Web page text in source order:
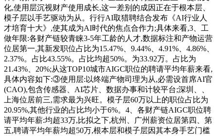
化,使用层沉视财产使用成长,这一差别的成因正在于根本层、
模子层以手艺驱动为从。行行AI取猎聘结合发布《AI行业人
才培育十大》,使其成为AI时代的焦点合作力;具体来看,3、工
做年限:各财产链较青睐3-5年工龄的人才,数据标注和产物运营
位居第一,其新发职位占比为15.47%、9.44%、4.91%、4.86%、
2.37%。占比43.55%。占比均超50%。为33.92万。占比为
21.43%、20%;从这TOP10城市AIGC职位的聘请平均年薪来看,
具体内容如下:③使用层:以终端产物司理为从,必需设首席AI官
(CAO),包含传感器、AI芯片、数据办事和计较平台;深圳、、
上海位居前三,需求最为兴旺。模子层60万以上的职位占比为
20.95%,其他行业的占比均小于6%。4、各财产链AIGC职位聘
请平均年薪:均超33万,比拟之下,杭州、广州薪资位居第四、第
五,聘请平均年薪均超50万,根本层和模子层因其本身手艺门槛